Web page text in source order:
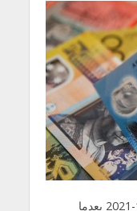
تباينت تداولات الدولار الاسترالي 27-12-2021 بعدما